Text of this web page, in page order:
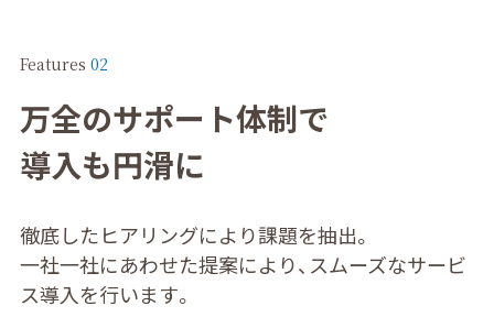
Features 02
万全のサポート体制で
導入も円滑に
徹底したヒアリングにより課題を抽出。
⼀社⼀社にあわせた提案により、スムーズなサービ
ス導入を行います。